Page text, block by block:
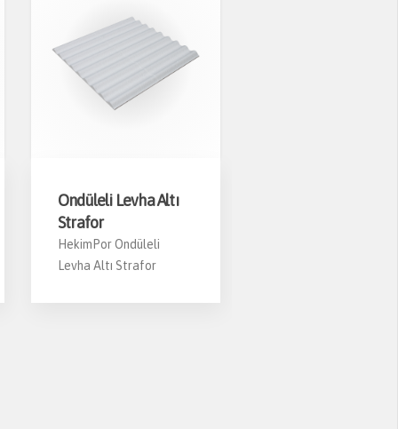
Ondüleli Levha Altı
Strafor
HekimPor Ondüleli
Levha Altı Strafor
YENIDEN HAYAT BULDU: ESAT